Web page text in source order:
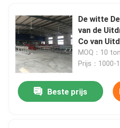
De witte
van de
Co van
MOQ：10 ton
Prijs：1000-
Beste prijs